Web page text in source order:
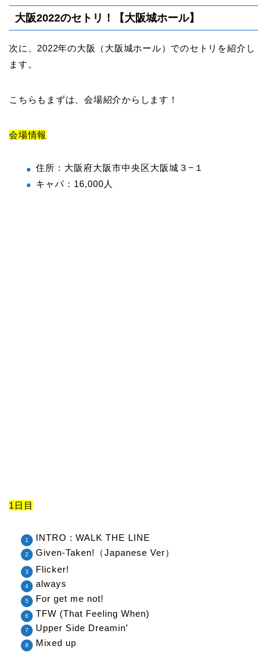
大阪2022のセトリ！【大阪城ホール】
次に、2022年の大阪（大阪城ホール）でのセトリを紹介し
ます。
こちらもまずは、会場紹介からします！
会場情報
住所：大阪府大阪市中央区大阪城３−１
キャパ：16,000人
1日目
INTRO : WALK THE LINE
Given-Taken!（Japanese Ver）
Flicker!
always
For get me not!
TFW (That Feeling When)
Upper Side Dreamin’
Mixed up